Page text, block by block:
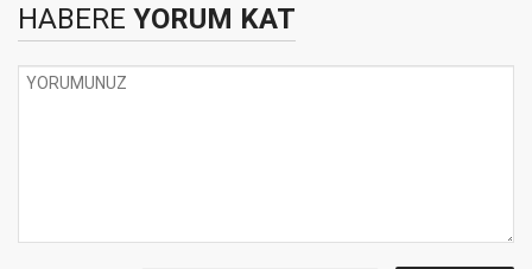
HABERE YORUM KAT